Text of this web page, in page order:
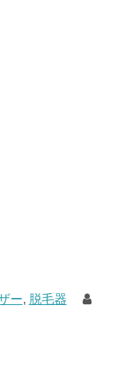
ー, 脱毛器